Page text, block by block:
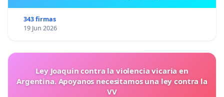
343 firmas
19 Jun 2026
Ley Joaquin contra la violencia vicaria en
Argentina. Apoyanos necesitamos una ley contra la
VV